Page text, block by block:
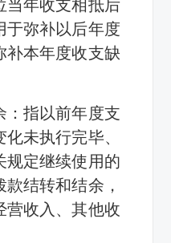
当年收支相抵后
于弥补以后年度
补本年度收支缺
：指以前年度支
未执行完毕、
规定继续使用的
结转和结余，
营收入、其他收